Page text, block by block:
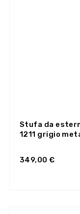
Stufa da
1211 grigio
349,00 €